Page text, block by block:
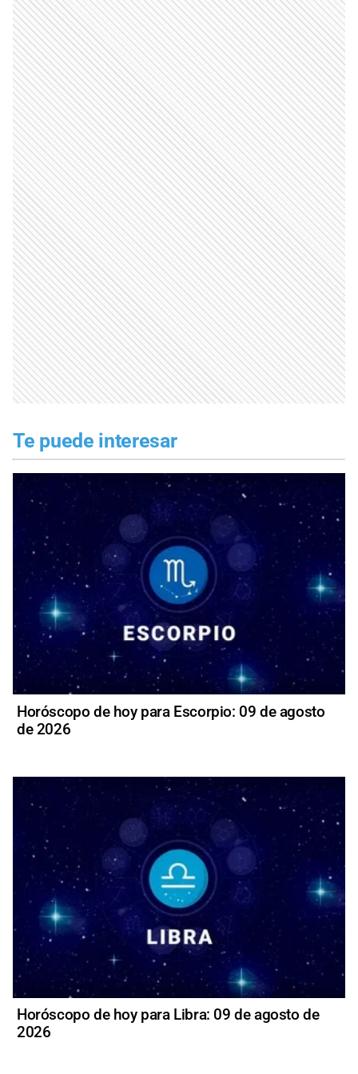
Te puede interesar
Horóscopo de hoy para Escorpio: 09 de agosto
de 2026
Horóscopo de hoy para Libra: 09 de agosto de
2026